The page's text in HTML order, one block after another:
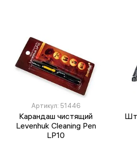
Артикул: 51446
Карандаш чистящий
Levenhuk Cleaning Pen
LP10